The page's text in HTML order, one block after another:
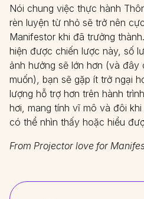
Nói chung việc thực hành
rèn luyện từ nhỏ sẽ trở nên
Manifestor khi đã trưởng
hiện được chiến lược này, số
ảnh hưởng sẽ lớn hơn (và đây
muốn), bạn sẽ gặp ít trở ngại
lượng hỗ trợ hơn trên hành
hơi, mang tính vĩ mô và đôi
có thể nhìn thấy hoặc hiểu
From Projector love for